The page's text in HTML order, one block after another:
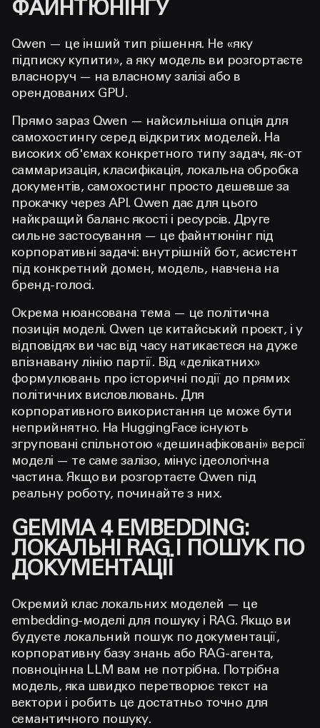
ФАЙНТЮНІНГУ
Qwen — це інший тип рішення. Не «яку
підписку купити», а яку модель ви розгортаєте
власноруч — на власному залізі або в
орендованих GPU.
Прямо зараз Qwen — найсильніша опція для
самохостингу серед відкритих моделей. На
високих об'ємах конкретного типу задач, як-от
саммаризація, класифікація, локальна обробка
документів, самохостинг просто дешевше за
прокачку через API. Qwen дає для цього
найкращий баланс якості і ресурсів. Друге
сильне застосування — це файнтюнінг під
корпоративні задачі: внутрішній бот, асистент
під конкретний домен, модель, навчена на
бренд-голосі.
Окрема нюансована тема — це політична
позиція моделі. Qwen це китайський проєкт, і у
відповідях ви час від часу натикаєтеся на дуже
впізнавану лінію партії. Від «делікатних»
формулювань про історичні події до прямих
політичних висловлювань. Для
корпоративного використання це може бути
неприйнятно. На HuggingFace існують
згруповані спільнотою «дешинафіковані» версії
моделі — те саме залізо, мінус ідеологічна
частина. Якщо ви розгортаєте Qwen під
реальну роботу, починайте з них.
GEMMA 4 EMBEDDING:
ЛОКАЛЬНІ RAG І ПОШУК ПО
ДОКУМЕНТАЦІЇ
Окремий клас локальних моделей — це
embedding-моделі для пошуку і RAG. Якщо ви
будуєте локальний пошук по документації,
корпоративну базу знань або RAG-агента,
повноцінна LLM вам не потрібна. Потрібна
модель, яка швидко перетворює текст на
вектори і робить це достатньо точно для
семантичного пошуку.